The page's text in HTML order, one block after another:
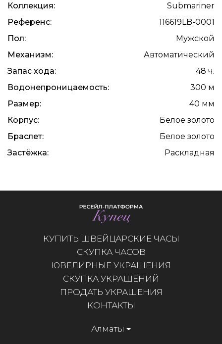
Коллекция:
Submariner
Референс:
116619LB-0001
Пол:
Мужской
Механизм:
Автоматический
Запас хода:
48 ч.
Водонепроницаемость:
300 м
Размер:
40 мм
Корпус:
Белое золото
Браслет:
Белое золото
Застёжка:
Раскладная
КУПИТЬ ШВЕЙЦАРСКИЕ ЧАСЫ
СКУПКА ЧАСОВ
ЮВЕЛИРНЫЕ УКРАШЕНИЯ
СКУПКА УКРАШЕНИЙ
ПРОДАТЬ УКРАШЕНИЯ
КОНТАКТЫ
Алматы